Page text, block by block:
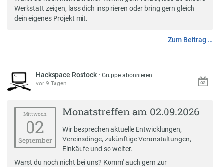
Werkstatt zeigen, lass dich inspirieren oder bring gern gleich
dein eigenes Projekt mit.
Zum Beitrag …
Hackspace Rostock ·Gruppe abonnieren
vor 9 Tagen
Mittwoch
02
September
Monatstreffen am 02.09.2026
Wir besprechen aktuelle Entwicklungen,
Vereinsdinge, zukünftige Veranstaltungen,
Einkäufe und so weiter.
Warst du noch nicht bei uns? Komm' auch gern zur